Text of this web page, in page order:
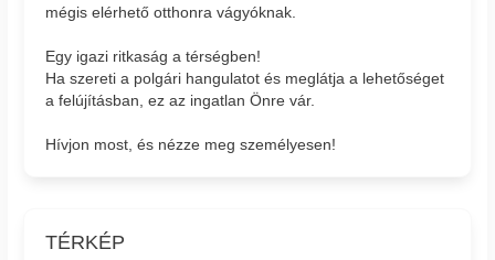
mégis elérhető otthonra vágyóknak.
Egy igazi ritkaság a térségben!
Ha szereti a polgári hangulatot és meglátja a lehetőséget
a felújításban, ez az ingatlan Önre vár.
Hívjon most, és nézze meg személyesen!
TÉRKÉP